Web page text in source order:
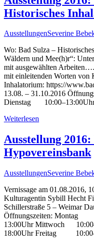
Historisches
AusstellungenSeverine
Wo: Bad Sulza –
Wäldern und Mee(h)r“:
mit ausgewählten
mit einleitenden Worten
Inhalatorium: https://
13.08. – 31.10.2016
Dienstag
Weiterlesen
Ausstellung
Hypovereinsbank
AusstellungenSeverine
Vernissage am 01.08.2016,
Kulturagentin Sybill Hecht
Schillerstraße 5 – Weimar
Öffnungszeiten: Montag
13:00Uhr Mittwoch
18:00Uhr Freitag